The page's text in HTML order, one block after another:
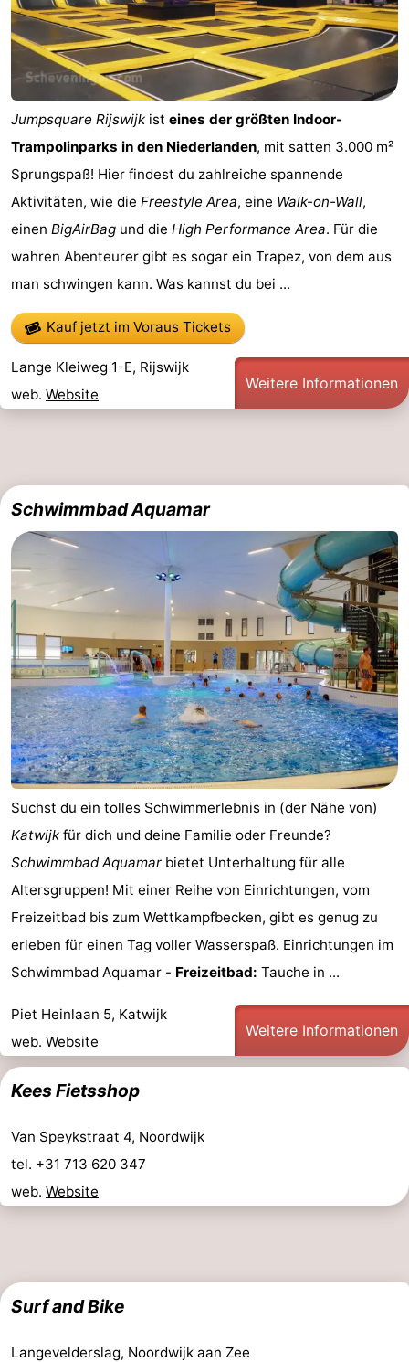
Jumpsquare Rijswijk ist eines der größten Indoor-
Trampolinparks in den Niederlanden, mit satten 3.000 m²
Sprungspaß! Hier findest du zahlreiche spannende
Aktivitäten, wie die Freestyle Area, eine Walk-on-Wall,
einen BigAirBag und die High Performance Area. Für die
wahren Abenteurer gibt es sogar ein Trapez, von dem aus
man schwingen kann. Was kannst du bei ...
Kauf jetzt im Voraus Tickets
Lange Kleiweg 1-E, Rijswijk
web. Website
Weitere Informationen
Schwimmbad Aquamar
Suchst du ein tolles Schwimmerlebnis in (der Nähe von)
Katwijk für dich und deine Familie oder Freunde?
Schwimmbad Aquamar bietet Unterhaltung für alle
Altersgruppen! Mit einer Reihe von Einrichtungen, vom
Freizeitbad bis zum Wettkampfbecken, gibt es genug zu
erleben für einen Tag voller Wasserspaß. Einrichtungen im
Schwimmbad Aquamar - Freizeitbad: Tauche in ...
Piet Heinlaan 5, Katwijk
web. Website
Weitere Informationen
Kees Fietsshop
Van Speykstraat 4, Noordwijk
tel. +31 713 620 347
web. Website
Surf and Bike
Langevelderslag, Noordwijk aan Zee